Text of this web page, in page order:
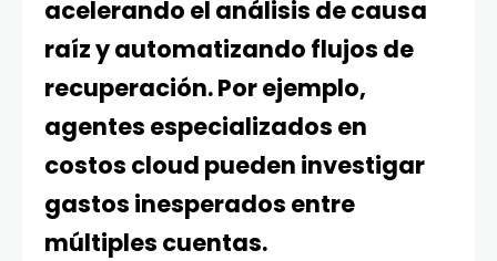
acelerando el análisis de causa
raíz y automatizando flujos de
recuperación. Por ejemplo,
agentes especializados en
costos cloud pueden investigar
gastos inesperados entre
múltiples cuentas.